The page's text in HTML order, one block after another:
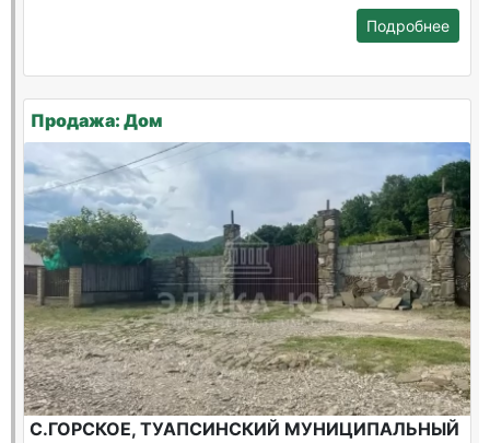
Подробнее
Продажа: Дом
С.ГОРСКОЕ, ТУАПСИНСКИЙ МУНИЦИПАЛЬНЫЙ